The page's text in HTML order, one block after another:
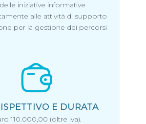
iniziative informative
alle attività di supporto
per la gestione dei percorsi
E DURATA
110.000,00 (oltre iva).